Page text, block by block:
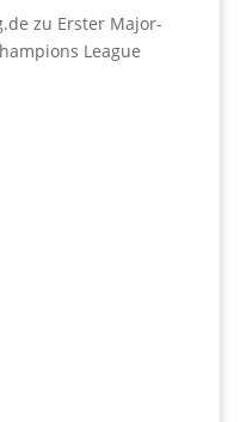
zu Erster Major-
League